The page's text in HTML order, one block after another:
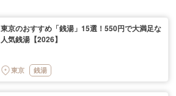
東京のおすすめ「銭湯」15選！550円で大満足な
人気銭湯【2026】
東京 銭湯